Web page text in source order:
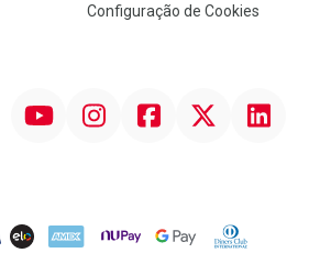
Configuração de Cookies
InstagramFacebookTwitter Linkedin
ELO AMEX NuPay Google PayDiners Club